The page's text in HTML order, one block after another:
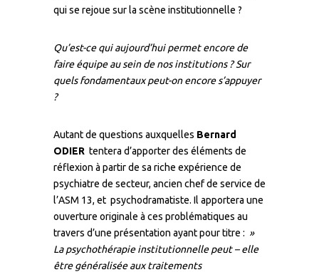
qui se rejoue sur la scène institutionnelle ?
Qu’est-ce qui aujourd’hui permet encore de
faire équipe au sein de nos institutions ? Sur
quels fondamentaux peut-on encore s’appuyer
?
Autant de questions auxquelles Bernard
ODIER tentera d’apporter des éléments de
réflexion à partir de sa riche expérience de
psychiatre de secteur, ancien chef de service de
l’ASM 13, et psychodramatiste. Il apportera une
ouverture originale à ces problématiques au
travers d’une présentation ayant pour titre : »
La psychothérapie institutionnelle peut – elle
être généralisée aux traitements